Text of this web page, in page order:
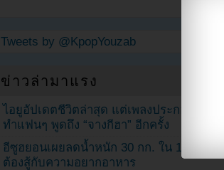
Tweets by @KpopYouzab
ข่าวล่ามาแรง
ไอยูอัปเดตชีวิตล่าสุด แต่เพลงประกอบโพสต์
ทำแฟนๆ พูดถึง “จางกีฮา” อีกครั้ง
อีซูฮยอนเผยลดน้ำหนัก 30 กก. ใน 1 ปี แต่ยัง
ต้องสู้กับความอยากอาหาร